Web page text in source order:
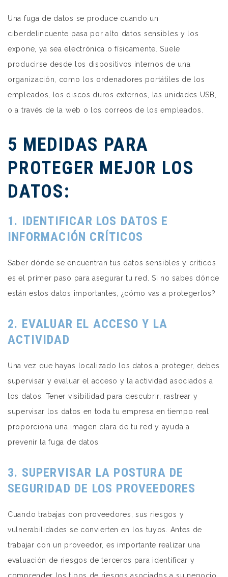
Una fuga de datos se produce cuando un
ciberdelincuente pasa por alto datos sensibles y los
expone, ya sea electrónica o físicamente. Suele
producirse desde los dispositivos internos de una
organización, como los ordenadores portátiles de los
empleados, los discos duros externos, las unidades USB,
o a través de la web o los correos de los empleados.
5 MEDIDAS PARA
PROTEGER MEJOR LOS
DATOS:
1. IDENTIFICAR LOS DATOS E
INFORMACIÓN CRÍTICOS
Saber dónde se encuentran tus datos sensibles y críticos
es el primer paso para asegurar tu red. Si no sabes dónde
están estos datos importantes, ¿cómo vas a protegerlos?
2. EVALUAR EL ACCESO Y LA
ACTIVIDAD
Una vez que hayas localizado los datos a proteger, debes
supervisar y evaluar el acceso y la actividad asociados a
los datos. Tener visibilidad para descubrir, rastrear y
supervisar los datos en toda tu empresa en tiempo real
proporciona una imagen clara de tu red y ayuda a
prevenir la fuga de datos.
3. SUPERVISAR LA POSTURA DE
SEGURIDAD DE LOS PROVEEDORES
Cuando trabajas con proveedores, sus riesgos y
vulnerabilidades se convierten en los tuyos
. Antes de
trabajar con un proveedor, es importante realizar una
evaluación de riesgos de terceros para identificar y